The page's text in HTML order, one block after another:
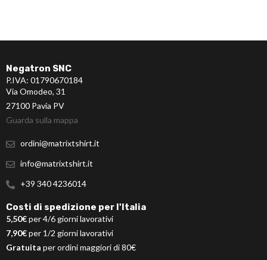
Negatron SNC
P.IVA: 01790670184
Via Omodeo, 31
27100 Pavia PV
Guarda sulla mappa
ordini@matrixtshirt.it
info@matrixtshirt.it
+39 340 4236014
Costi di spedizione per l'Italia
5,50€per 4/6 giorni lavorativi
7,90€per 1/2 giorni lavorativi
Gratuita per ordini maggiori di 80€